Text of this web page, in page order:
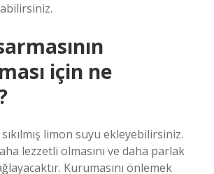
için ne
limon suyu ekleyebilirsiniz.
lezzetli olmasını ve daha parlak
Kurumasını önlemek